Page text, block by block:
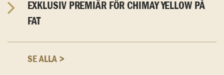
EXKLUSIV PREMIÄR FÖR CHIMAY YELLOW PÅ
FAT
SE ALLA >